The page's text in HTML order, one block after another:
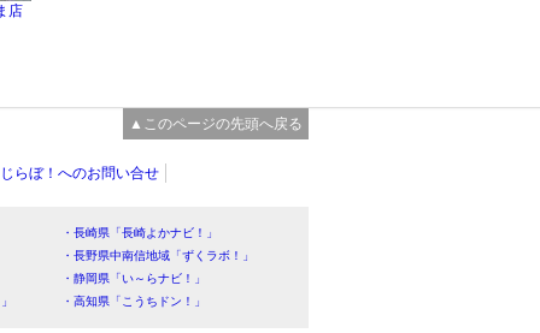
店
▲このページの先頭へ戻る
らぼ！へのお問い合せ
・長崎県「長崎よかナビ！」
・長野県中南信地域「ずくラボ！」
・静岡県「い～らナビ！」
・高知県「こうちドン！」